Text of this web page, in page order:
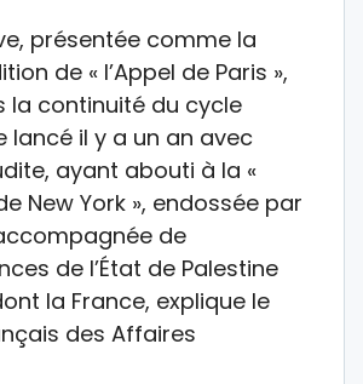
présentée comme la
de « l’Appel de Paris »,
la continuité du cycle
lancé il y a un an avec
ayant abouti à la «
New York », endossée par
de
de l’État de Palestine
la France, explique le
des Affaires